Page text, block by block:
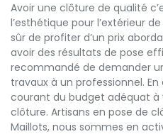
Avoir une clôture de qualité
l’esthétique pour l’extérieur
sûr de profiter d’un prix
avoir des résultats de pose
recommandé de demander
travaux à un professionnel.
courant du budget adéquat à
clôture. Artisans en pose de
Maillots, nous sommes en